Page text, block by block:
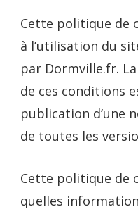
Cette politique de
à l’utilisation du
par Dormville.fr.
de ces conditions
publication d’une
de toutes les
Cette politique de
quelles